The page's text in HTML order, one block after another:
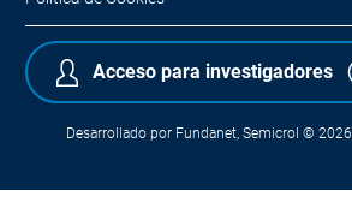
Acceso para investigadores
Desarrollado por Fundanet, Semicrol © 2026